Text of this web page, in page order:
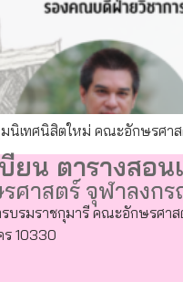
นิเทศนิสิตใหม่ คณะอักษรศ
ยน ตารางสอ
ศาสตร์ จุฬาลงก
รบรมราชกุมารี คณะอักษรศา
10330